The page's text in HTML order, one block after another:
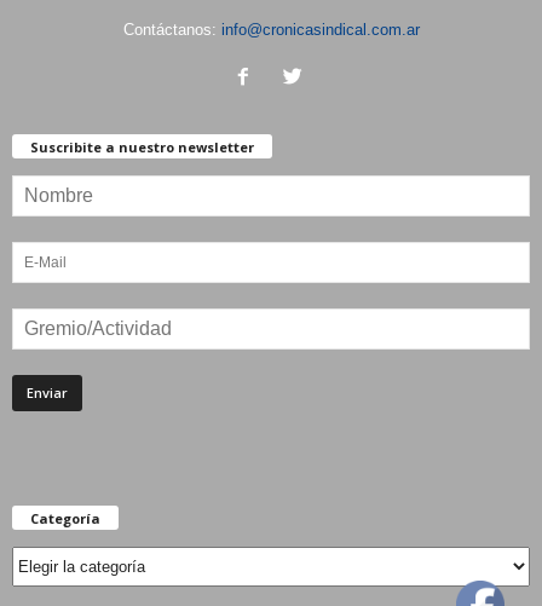
Contáctanos: info@cronicasindical.com.ar
Suscribite a nuestro newsletter
Categoría
Categoría